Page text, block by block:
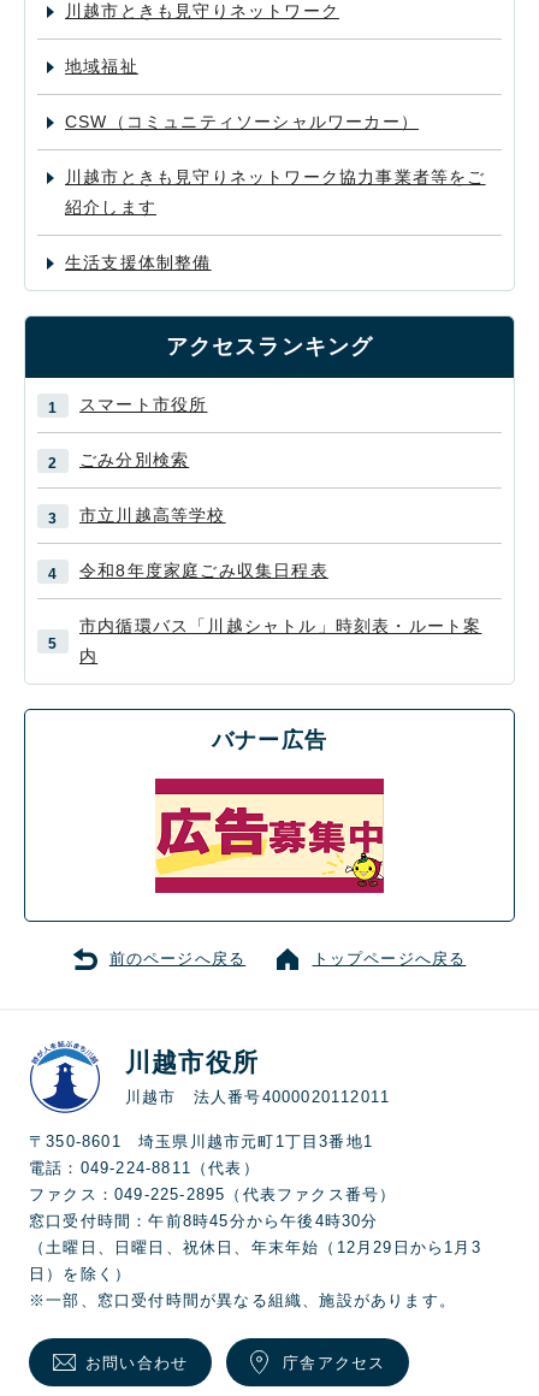
川越市ときも見守りネットワーク
地域福祉
CSW（コミュニティソーシャルワーカー）
川越市ときも見守りネットワーク協力事業者等をご
紹介します
生活支援体制整備
アクセスランキング
スマート市役所
ごみ分別検索
市立川越高等学校
令和8年度家庭ごみ収集日程表
市内循環バス「川越シャトル」時刻表・ルート案
内
バナー広告
前のページへ戻る トップページへ戻る
川越市役所
川越市 法人番号4000020112011
〒350-8601 埼玉県川越市元町1丁目3番地1
電話：049-224-8811（代表）
ファクス：049-225-2895（代表ファクス番号）
窓口受付時間：午前8時45分から午後4時30分
（土曜日、日曜日、祝休日、年末年始（12月29日から1月3
日）を除く）
※一部、窓口受付時間が異なる組織、施設があります。
お問い合わせ 庁舎アクセス